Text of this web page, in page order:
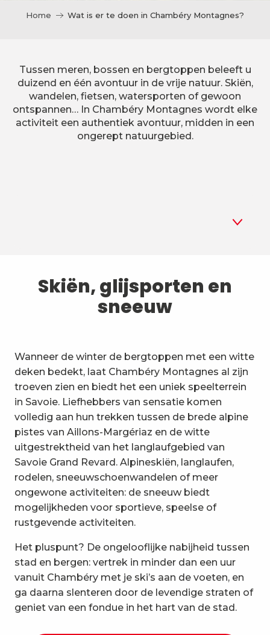
Home Wat is er te doen in Chambéry Montagnes?
Tussen meren, bossen en bergtoppen beleeft u
duizend en één avontuur in de vrije natuur. Skiën,
wandelen, fietsen, watersporten of gewoon
ontspannen… In Chambéry Montagnes wordt elke
activiteit een authentiek avontuur, midden in een
ongerept natuurgebied.
1 Skiën, glijsporten en sneeuw
Wandelpaden en wandelingen
4 Wielrennen
5 Mountainbiken in de Bauges
6
Andere activiteiten in de vrije
natuur
7
Bezienswaardigheden, cultuur
en erfgoed
8 Wijngaarden
9 Indooractiviteiten
10 Ontspanning en welzijn
Skiën, glijsporten en
sneeuw
Wanneer de winter de bergtoppen met een witte
deken bedekt, laat Chambéry Montagnes al zijn
troeven zien en biedt het een uniek speelterrein
in Savoie. Liefhebbers van sensatie komen
volledig aan hun trekken tussen de brede alpine
pistes van Aillons-Margériaz en de witte
uitgestrektheid van het langlaufgebied van
Savoie Grand Revard. Alpineskiën, langlaufen,
rodelen, sneeuwschoenwandelen of meer
ongewone activiteiten: de sneeuw biedt
mogelijkheden voor sportieve, speelse of
rustgevende activiteiten.
Het pluspunt? De ongelooflijke nabijheid tussen
stad en bergen: vertrek in minder dan een uur
vanuit Chambéry met je ski’s aan de voeten, en
ga daarna slenteren door de levendige straten of
geniet van een fondue in het hart van de stad.